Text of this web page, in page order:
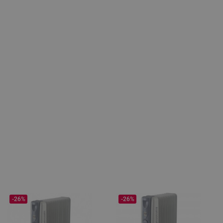
-26% -26%